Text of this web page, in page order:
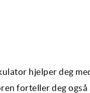
hjelper deg
forteller deg